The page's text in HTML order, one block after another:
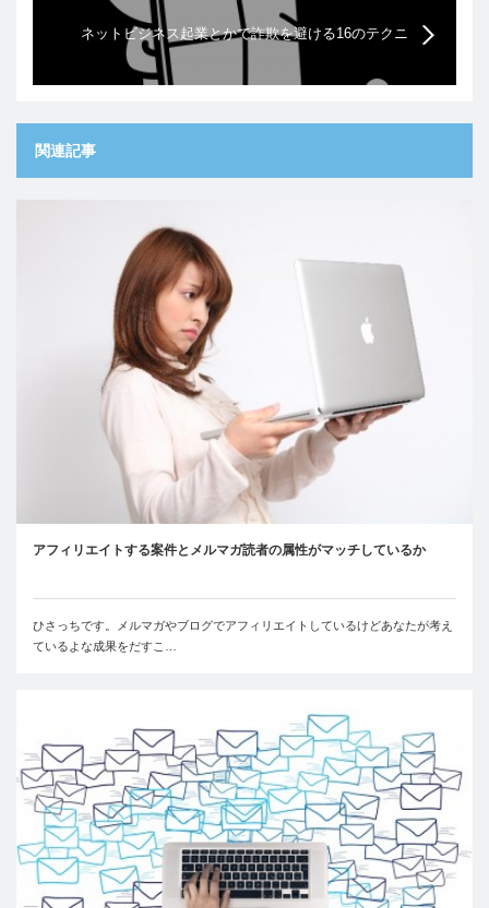
ネットビジネス起業とかで詐欺を避ける16のテクニ
関連記事
アフィリエイトする案件とメルマガ読者の属性がマッチしているか
ひさっちです。メルマガやブログでアフィリエイトしているけどあなたが考え
ているよな成果をだすこ…